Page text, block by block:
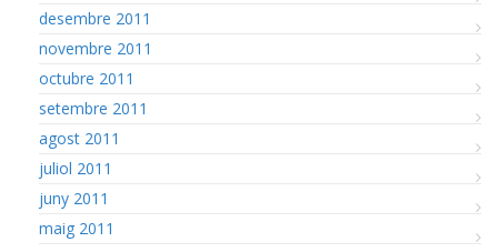
desembre 2011
novembre 2011
octubre 2011
setembre 2011
agost 2011
juliol 2011
juny 2011
maig 2011